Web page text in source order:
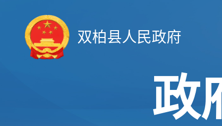
双柏县人民政府
政